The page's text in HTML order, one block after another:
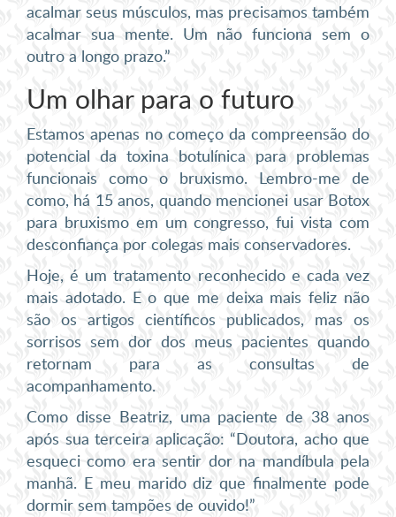
acalmar seus músculos, mas precisamos também
acalmar sua mente. Um não funciona sem o
outro a longo prazo.”
Um olhar para o futuro
Estamos apenas no começo da compreensão do
potencial da toxina botulínica para problemas
funcionais como o bruxismo. Lembro-me de
como, há 15 anos, quando mencionei usar Botox
para bruxismo em um congresso, fui vista com
desconfiança por colegas mais conservadores.
Hoje, é um tratamento reconhecido e cada vez
mais adotado. E o que me deixa mais feliz não
são os artigos científicos publicados, mas os
sorrisos sem dor dos meus pacientes quando
retornam para as consultas de
acompanhamento.
Como disse Beatriz, uma paciente de 38 anos
após sua terceira aplicação: “Doutora, acho que
esqueci como era sentir dor na mandíbula pela
manhã. E meu marido diz que finalmente pode
dormir sem tampões de ouvido!”